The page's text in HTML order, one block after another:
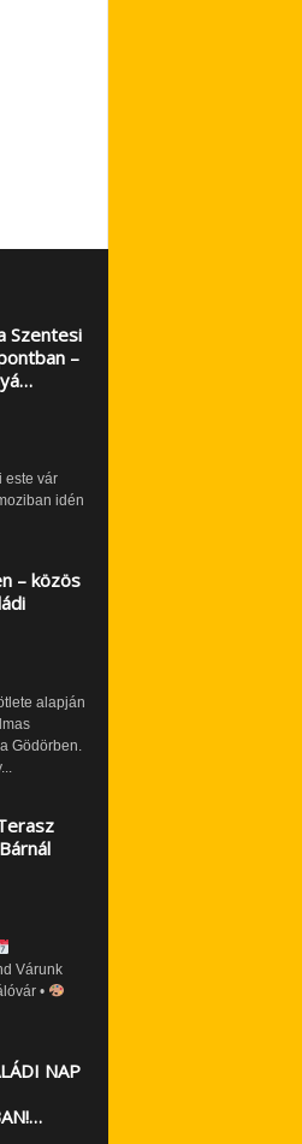
Szentesi
–
este vár
idén
– közös
alapján
Gödörben.
Várunk
•
NAP